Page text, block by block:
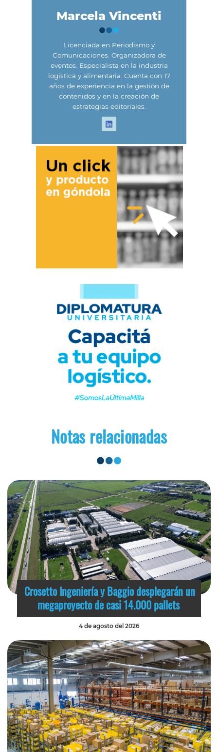
Marcela Vincenti
Licenciada en Periodismo y
Comunicaciones. Organizadora de
eventos. Especialista en la industria
logística y alimentaria. Cuenta con 17
años de experiencia en la gestión de
contenidos y en la creación de
estrategias editoriales.
Notas relacionadas
Crosetto Ingeniería y Baggio desplegarán un
megaproyecto de casi 14.000 pallets
4 de agosto del 2026